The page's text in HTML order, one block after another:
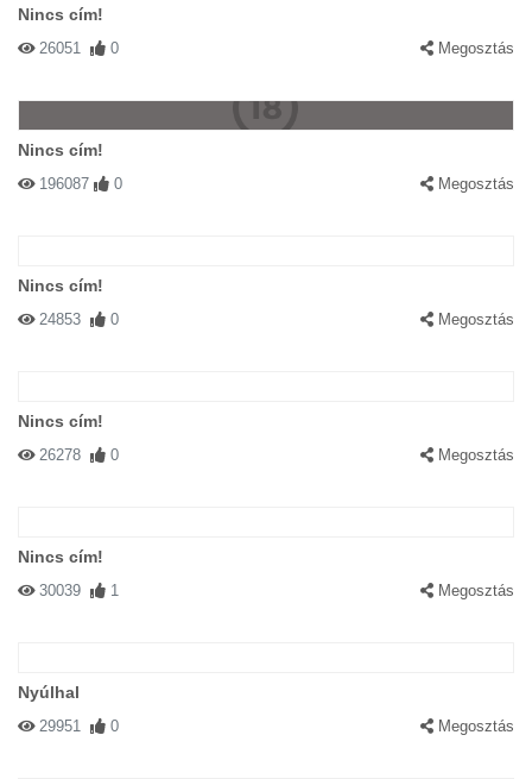
Nincs cím!
26051 0 Megosztás
Nincs cím!
196087 0 Megosztás
Nincs cím!
24853 0 Megosztás
Nincs cím!
26278 0 Megosztás
Nincs cím!
30039 1 Megosztás
Nyúlhal
29951 0 Megosztás